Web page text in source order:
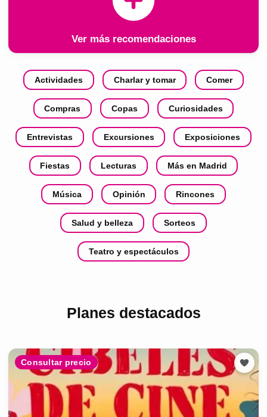
Ver más recomendaciones
Actividades Charlar y tomar Comer
Compras Copas Curiosidades
Entrevistas Excursiones Exposiciones
Fiestas Lecturas Más en Madrid
Música Opinión Rincones
Salud y belleza Sorteos
Teatro y espectáculos
Planes destacados
Consultar precio